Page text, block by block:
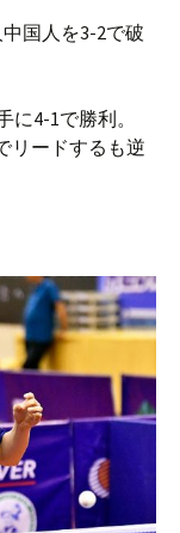
国人を3-2で破
4-1で勝利。
リードするも逆